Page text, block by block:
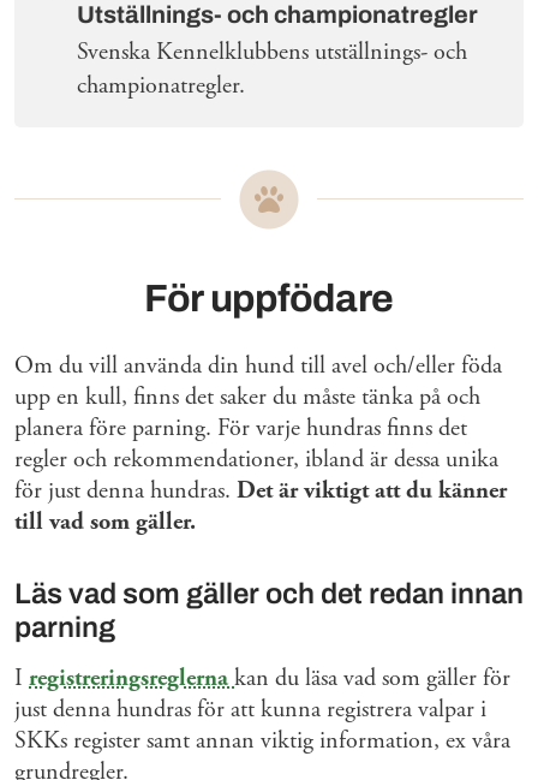
Utställnings- och championatregler
Svenska Kennelklubbens utställnings- och
championatregler.
För uppfödare
Om du vill använda din hund till avel och/eller föda
upp en kull, finns det saker du måste tänka på och
planera före parning. För varje hundras finns det
regler och rekommendationer, ibland är dessa unika
för just denna hundras. Det är viktigt att du känner
till vad som gäller.
Läs vad som gäller och det redan innan
parning
I registreringsreglernakan du läsa vad som gäller för
just denna hundras för att kunna registrera valpar i
SKKs register samt annan viktig information, ex våra
grundregler.